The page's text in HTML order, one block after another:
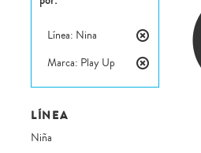
este
Línea: Nina
este
Marca: Play Up
LÍNEA
Niña